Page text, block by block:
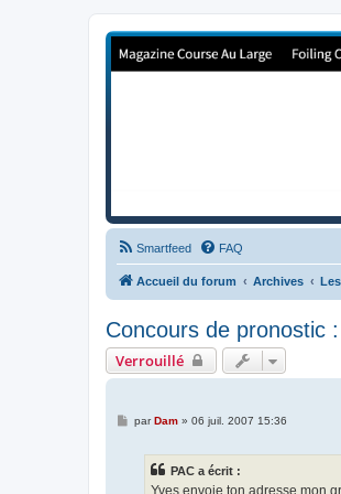
Forum de Cup In
Smartfeed FAQ
Accueil du forum Archives
Concours de pronostic
Verrouillé
Mpar Dam» 06 juil. 2007 15:36
PAC a écrit :
Yves envoie ton adresse mon